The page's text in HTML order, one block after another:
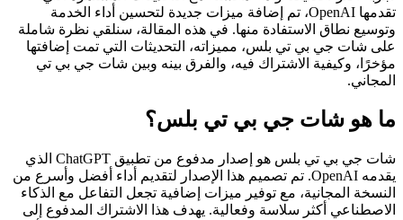
تقدمها OpenAI، تم إضافة ميزات جديدة لتحسين أداء الخدمة
وتوسيع نطاق الاستفادة منها. في هذه المقالة، سنلقي نظرة شاملة
على شات جي بي تي بلس، مميزاته، التحديثات التي تمت إضافتها
مؤخرًا، وكيفية الاشتراك فيه، والفرق بينه وبين شات جي بي تي
المجاني.
ما هو شات جي بي تي بلس؟
شات جي بي تي بلس هو إصدار مدفوع من تطبيق ChatGPT الذي
يقدمه OpenAI. تم تصميم هذا الإصدار لتقديم أداء أفضل وأسرع من
النسخة المجانية، مع توفير ميزات إضافية تجعل التفاعل مع الذكاء
الاصطناعي أكثر سلاسة وفعالية. يهدف هذا الاشتراك المدفوع إلى